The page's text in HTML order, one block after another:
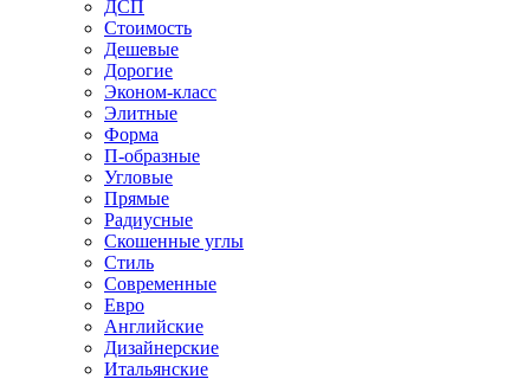
ДСП
Стоимость
Дешевые
Дорогие
Эконом-класс
Элитные
Форма
П-образные
Угловые
Прямые
Радиусные
Скошенные углы
Стиль
Современные
Евро
Английские
Дизайнерские
Итальянские